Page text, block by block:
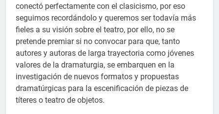
conectó perfectamente con el clasicismo, por eso
seguimos recordándolo y queremos ser todavía más
fieles a su visión sobre el teatro, por ello, no se
pretende premiar si no convocar para que, tanto
autores y autoras de larga trayectoria como jóvenes
valores de la dramaturgia, se embarquen en la
investigación de nuevos formatos y propuestas
dramatúrgicas para la escenificación de piezas de
títeres o teatro de objetos.